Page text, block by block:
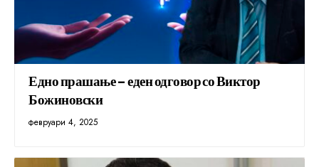
Едно прашање – еден одговор со Виктор
Божиновски
февруари 4, 2025